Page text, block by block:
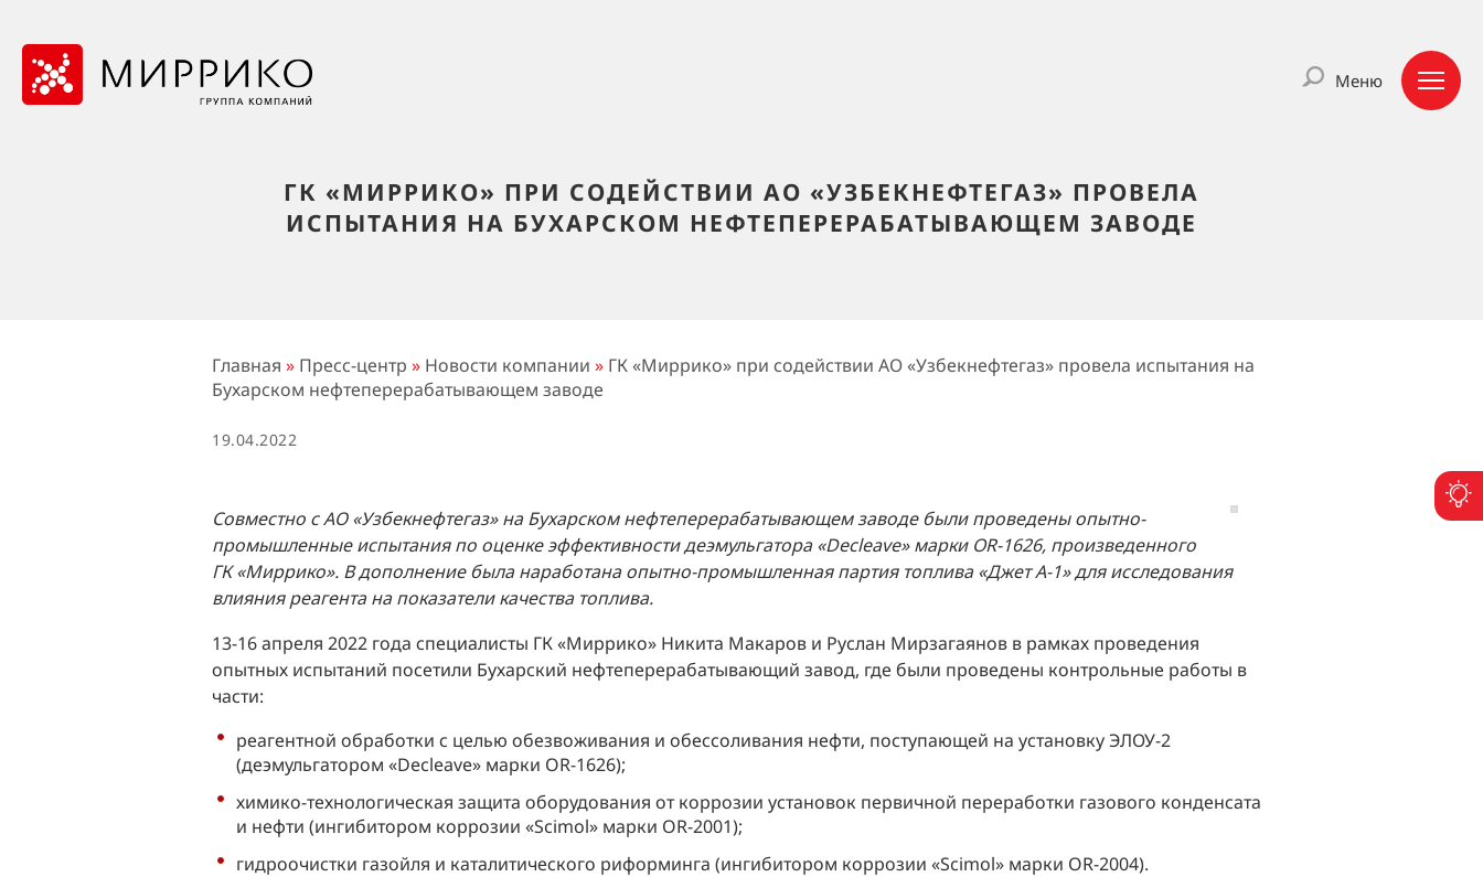
Меню
ГК «МИРРИКО» ПРИ СОДЕЙСТВИИ АО «УЗБЕКНЕФТЕГАЗ» ПРОВЕЛА
ИСПЫТАНИЯ НА БУХАРСКОМ НЕФТЕПЕРЕРАБАТЫВАЮЩЕМ ЗАВОДЕ
Главная » Пресс-центр » Новости компании » ГК «Миррико» при содействии АО «Узбекнефтегаз» провела испытания на
Бухарском нефтеперерабатывающем заводе
19.04.2022
Совместно с АО «Узбекнефтегаз» на Бухарском нефтеперерабатывающем заводе были проведены опытно-
промышленные испытания по оценке эффективности деэмульгатора «Decleave» марки OR-1626, произведенного
ГК «Миррико». В дополнение была наработана опытно-промышленная партия топлива «Джет А-1» для исследования
влияния реагента на показатели качества топлива.
13-16 апреля 2022 года специалисты ГК «Миррико» Никита Макаров и Руслан Мирзагаянов в рамках проведения
опытных испытаний посетили Бухарский нефтеперерабатывающий завод, где были проведены контрольные работы в
части:
реагентной обработки с целью обезвоживания и обессоливания нефти, поступающей на установку ЭЛОУ-2
(деэмульгатором «Decleave» марки OR-1626);
химико-технологическая защита оборудования от коррозии установок первичной переработки газового конденсата
и нефти (ингибитором коррозии «Scimol» марки OR-2001);
гидроочистки газойля и каталитического риформинга (ингибитором коррозии «Scimol» марки OR-2004).